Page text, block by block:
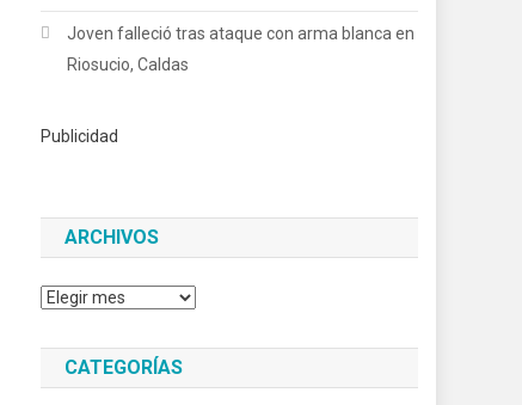
Joven falleció tras ataque con arma blanca en
Riosucio, Caldas
Publicidad
ARCHIVOS
Archivos
CATEGORÍAS